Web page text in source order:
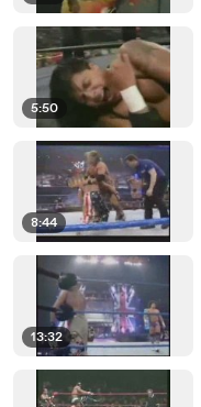
5:50
8:44
13:32